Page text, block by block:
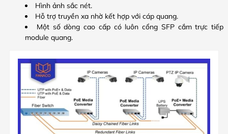
Hình ảnh sắc nét.
Hỗ trợ truyền xa nhờ kết hợp với cáp quang.
Một số dòng cao cấp có luôn cổng SFP cắm trực tiếp
module quang.